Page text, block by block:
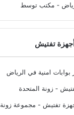
- مكتب توسط
تفتيش
امنية في الرياض
- زونة المتحدة
تفتيش - مجموعة زونة